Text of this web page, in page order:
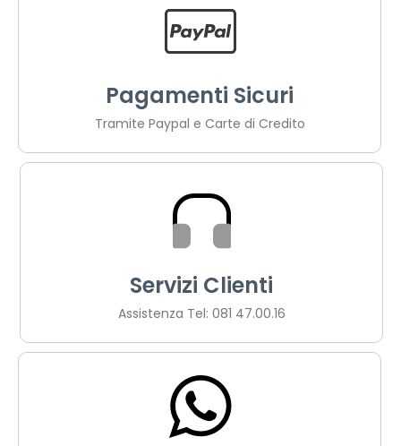
Pagamenti Sicuri
Tramite Paypal e Carte di Credito
Servizi Clienti
Assistenza Tel: 081 47.00.16